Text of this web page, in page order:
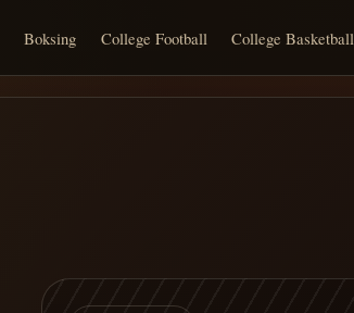
Boksing College Football College Basketball